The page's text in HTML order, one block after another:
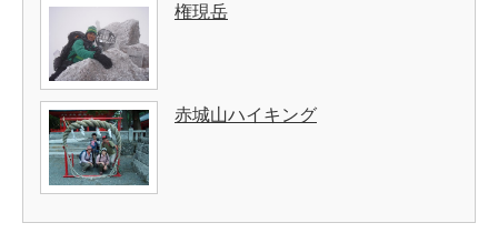
権現岳
赤城山ハイキング